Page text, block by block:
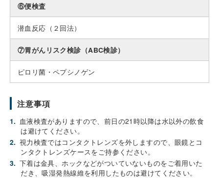
⑥便検査
潜血反応（２回法）
⑦胃がんリスク検診（ABC検診）
ピロリ菌・ペプシノゲン
注意事項
1. 血液検査がありますので、前日の21時以降は水以外の飲食
は避けてください。
2. 視力検査ではコンタクトレンズを外しますので、眼鏡とコ
ンタクトレンズケースをご持参ください。
3. 下着は金具、ホックなどがついていないものをご着用いた
だき、吸湿発熱線維を利用したものは避けてください。